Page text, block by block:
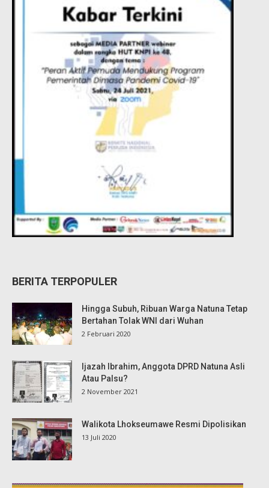
BERITA TERPOPULER
Hingga Subuh, Ribuan Warga Natuna Tetap
Bertahan Tolak WNI dari Wuhan
2 Februari 2020
Ijazah Ibrahim, Anggota DPRD Natuna Asli
Atau Palsu?
2 November 2021
Walikota Lhokseumawe Resmi Dipolisikan
13 Juli 2020